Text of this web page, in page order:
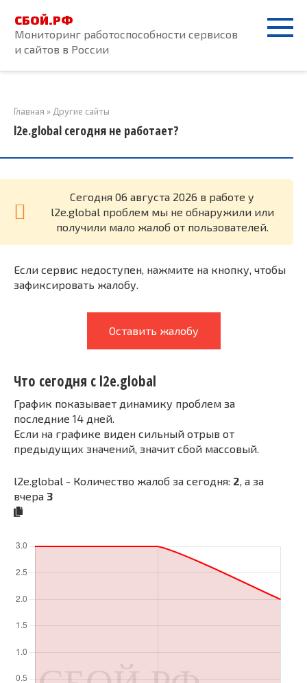
контенту
СБОЙ.РФ
Мониторинг работоспособности сервисов
и сайтов в России
Главная » Другие сайты
l2e.global сегодня не работает?
Cегодня 06 августа 2026 в работе у
l2e.global проблем мы не обнаружили или
получили мало жалоб от пользователей.
Если сервис недоступен, нажмите на кнопку, чтобы
зафиксировать жалобу.
Оставить жалобу
Что сегодня с l2e.global
График показывает динамику проблем за
последние 14 дней.
Если на графике виден сильный отрыв от
предыдущих значений, значит сбой массовый.
l2e.global - Количество жалоб за сегодня: 2 , а за
вчера 3